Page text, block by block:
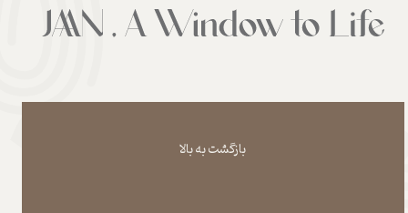
بازگشت به بالا